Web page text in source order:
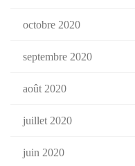
octobre 2020
septembre 2020
août 2020
juillet 2020
juin 2020